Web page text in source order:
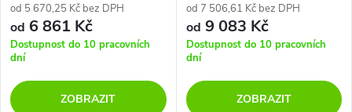
od 5 670,25 Kč bez DPH
od 6 861 Kč
Dostupnost do 10 pracovních
dní
ZOBRAZIT
od 7 506,61 Kč bez DPH
od 9 083 Kč
Dostupnost do 10 pracovních
dní
ZOBRAZIT